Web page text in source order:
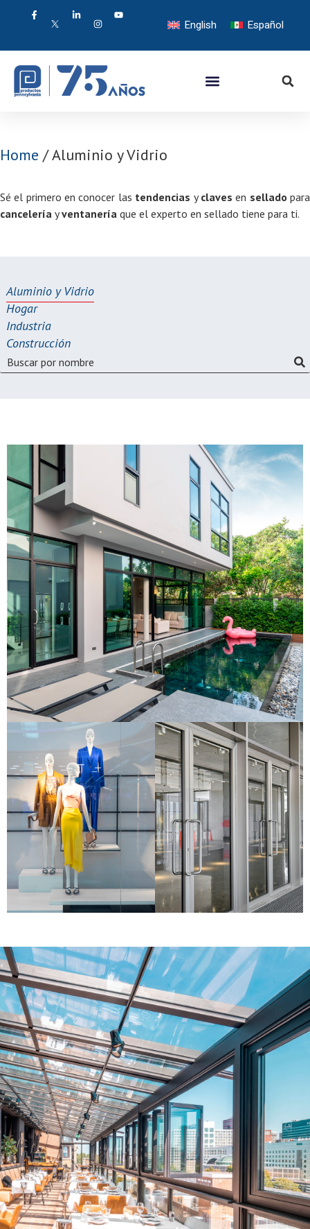
English Español
Home / Aluminio y Vidrio
Sé el primero en conocer las tendencias yclavesen selladopara
cancelería yventanería que el experto en sellado tiene para ti.
Aluminio y Vidrio
Hogar
Industria
Construcción